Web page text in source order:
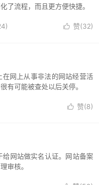
了流程，而且更方便快捷。
 赞(32)
网上从事非法的网站经营活
有可能被查处以后关停。
 赞(8)
网站做实名认证。网站备案
审核。